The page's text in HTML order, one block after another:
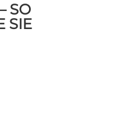
SO
SIE